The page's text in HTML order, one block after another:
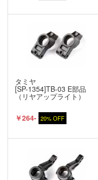
タミヤ
[SP-1354]TB-03 E部品
（リヤアップライト）
￥264- 20% OFF